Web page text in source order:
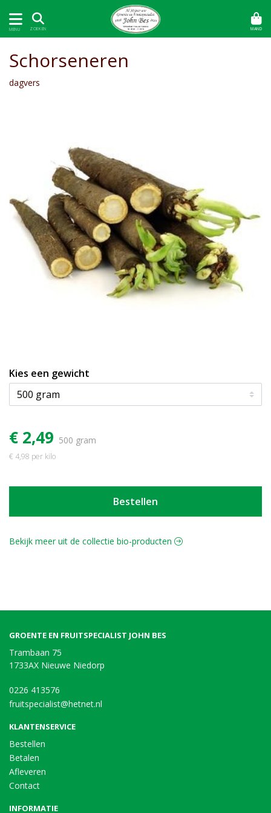
MENU ZOEKEN MAND
Schorseneren
dagvers
Kies een gewicht
€ 2,49 500 gram
€ 4,98 per kilo
Bestellen
Bekijk meer uit de collectie bio-producten
GROENTE EN FRUITSPECIALIST JOHN BES
Trambaan 75
1733AX Nieuwe Niedorp
0226 413576
fruitspecialist@hetnet.nl
KLANTENSERVICE
Bestellen
Betalen
Afleveren
Contact
INFORMATIE